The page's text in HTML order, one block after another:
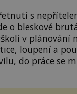
s
o bleskové
v plánování
loupení a
do práce se